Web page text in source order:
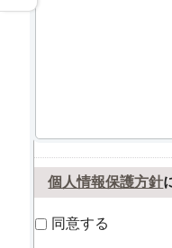
個人情報保護方針
同意する